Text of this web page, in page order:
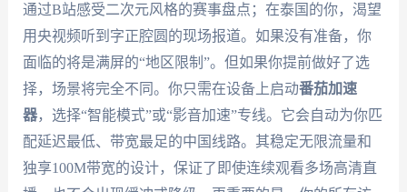
通过B站感受二次元风格的赛事盘点；在泰国的你，渴望
用央视频听到字正腔圆的现场报道。如果没有准备，你
面临的将是满屏的“地区限制”。但如果你提前做好了选
择，场景将完全不同。你只需在设备上启动番茄加速
器，选择“智能模式”或“影音加速”专线。它会自动为你匹
配延迟最低、带宽最足的中国线路。其稳定无限流量和
独享100M带宽的设计，保证了即使连续观看多场高清直